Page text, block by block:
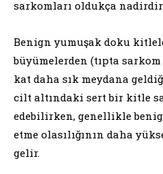
sarkomları oldukça nadirdir.
Benign yumuşak doku
büyümelerden (tıpta
kat daha sık meydana
cilt altındaki sert bir kitle
edebilirken, genellikle
etme olasılığının daha
gelir.